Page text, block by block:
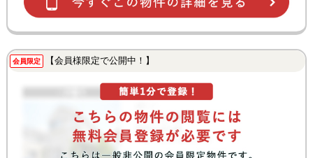
会員限定 【会員様限定で公開中！】